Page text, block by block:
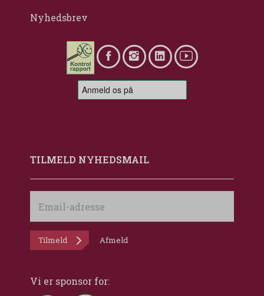
Nyhedsbrev
TILMELD NYHEDSMAIL
adresse
Tilmeld Afmeld
Vi er sponsor for: